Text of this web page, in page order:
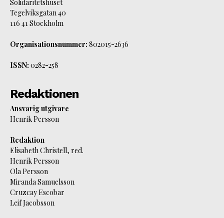
Solidaritetshuset
Tegelviksgatan 40
116 41 Stockholm
Organisationsnummer: 802015-2636
ISSN: 0282-258
Redaktionen
Ansvarig utgivare
Henrik Persson
Redaktion
Elisabeth Christell, red.
Henrik Persson
Ola Persson
Miranda Samuelsson
Cruzcay Escobar
Leif Jacobsson